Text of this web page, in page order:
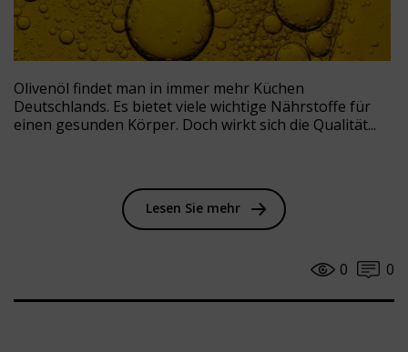
Olivenöl findet man in immer mehr Küchen
Deutschlands. Es bietet viele wichtige Nährstoffe für
einen gesunden Körper. Doch wirkt sich die Qualität...
Lesen Sie mehr
0
0